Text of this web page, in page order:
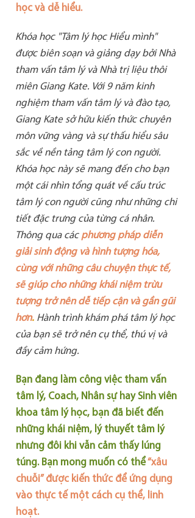
học và dễ hiểu.
Khóa học "Tâm lý học Hiểu mình"
được biên soạn và giảng dạy bởi Nhà
tham vấn tâm lý và Nhà trị liệu thôi
miên Giang Kate. Với 9 năm kinh
nghiệm tham vấn tâm lý và đào tạo,
Giang Kate sở hữu kiến thức chuyên
môn vững vàng và sự thấu hiểu sâu
sắc về nền tảng tâm lý con người.
Khóa học này sẽ mang đến cho bạn
một cái nhìn tổng quát về cấu trúc
tâm lý con người cũng như những chi
tiết đặc trưng của từng cá nhân.
Thông qua các phương pháp diễn
giải sinh động và hình tượng hóa,
cùng với những câu chuyện thực tế,
sẽ giúp cho những khái niệm trừu
tượng trở nên dễ tiếp cận và gần gũi
hơn. Hành trình khám phá tâm lý học
của bạn sẽ trở nên cụ thể, thú vị và
đầy cảm hứng.
Bạn đang làm công việc tham vấn
tâm lý, Coach, Nhân sự hay Sinh viên
khoa tâm lý học, bạn đã biết đến
những khái niệm, lý thuyết tâm lý
nhưng đôi khi vẫn cảm thấy lúng
túng. Bạn mong muốn có thể“xâu
chuỗi” được kiến thức để ứng dụng
vào thực tế một cách cụ thể, linh
hoạt.